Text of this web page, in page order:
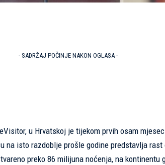
- SADRŽAJ POČINJE NAKON OGLASA -
u Hrvatskoj je tijekom prvih osam
na isto razdoblje prošle godine predstavlja
preko 86 milijuna noćenja, na kontinentu